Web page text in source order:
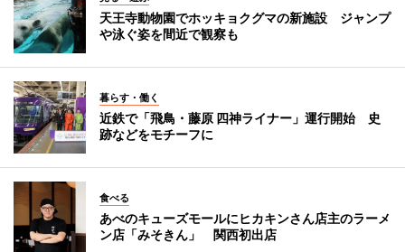
天王寺動物園でホッキョクグマの新施設 ジャンプ
や泳ぐ姿を間近で観察も
暮らす・働く
近鉄で「飛鳥・藤原 四神ライナー」運行開始 史
跡などをモチーフに
食べる
あべのキューズモールにヒカキンさん店主のラーメ
ン店「みそきん」 関西初出店